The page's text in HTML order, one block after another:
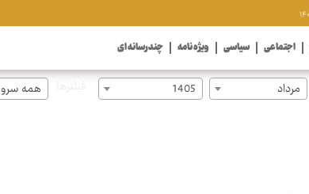
اجتماعی سیاسی ویژه نامه چندرسانه ای
مرداد 1405 همه